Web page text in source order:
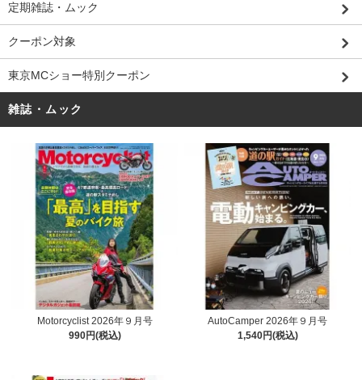
定期雑誌・ムック
クーポン対象
東京MCショー特別クーポン
雑誌・ムック
Motorcyclist 2026年９月号
990円(税込)
AutoCamper 2026年９月号
1,540円(税込)